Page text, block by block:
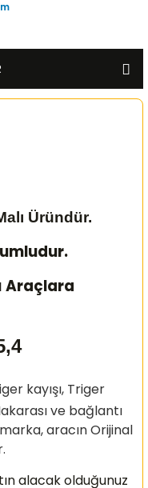
Üründür.
Araçlara
kayışı, Triger
ve bağlantı
aracın Orijinal
alacak olduğunuz